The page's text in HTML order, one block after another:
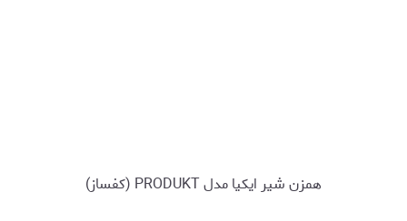
همزن شیر ایکیا مدل PRODUKT (کفساز)